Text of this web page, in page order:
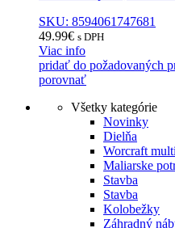
SKU: 8594061747681
49.99€ s DPH
Viac info
pridať do požadovaných
porovnať
Všetky kategórie
Novinky
Dielňa
Worcraft
Maliarske
Stavba
Stavba
Kolobežky
Záhradný